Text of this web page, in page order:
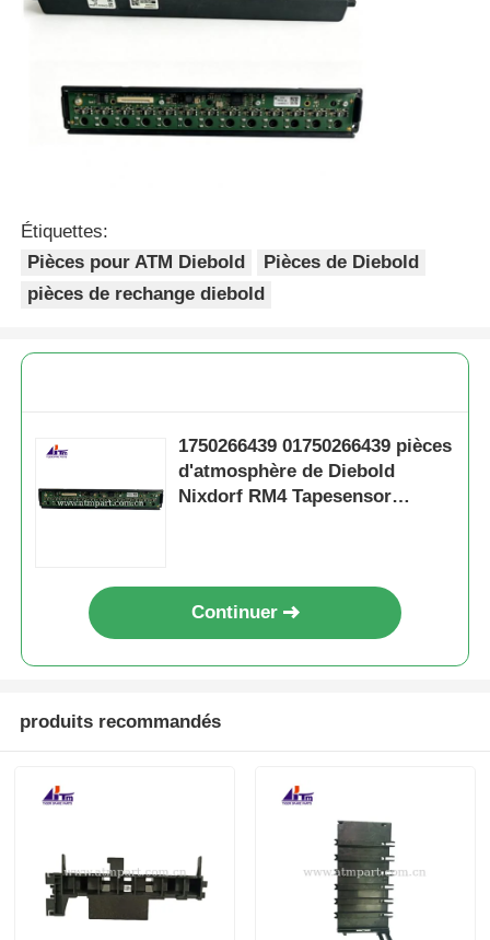
Étiquettes:
Pièces pour ATM Diebold
Pièces de Diebold
pièces de rechange diebold
1750266439 01750266439 pièces
d'atmosphère de Diebold
Nixdorf RM4 Tapesensor
Continuer
produits recommandés